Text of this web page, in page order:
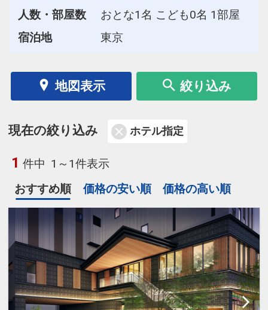
人数・部屋数
おとな1名 こども0名 1部屋
宿泊地
東京
地図表示 絞り込み
現在の絞り込み ホテル指定
1 件中 1～1件表示
おすすめ順
価格の安い順 価格の高い順